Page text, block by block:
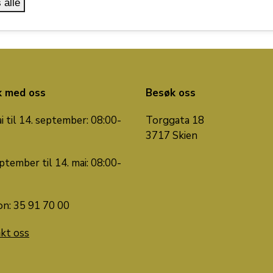
med oss
til 14. september: 08:00-
til 14. mai: 08:00-
35 91 70 00
oss
Besøk oss
Torggata 18
3717 Skien
alle